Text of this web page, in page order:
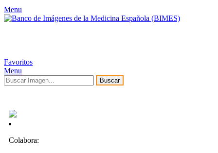
Menu
Favoritos
Menu
Buscar
Colabora: